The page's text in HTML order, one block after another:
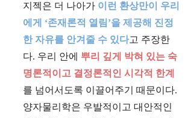
지젝은 더 나아가 이런 환상만이 우리
에게 ‘존재론적 열림’을 제공해 진정
한 자유를 안겨줄 수 있다고 주장한
다. 우리 안에 뿌리 깊게 박혀 있는 숙
명론적이고 결정론적인 시각적 한계
를 넘어서도록 이끌어주기 때문이다.
양자물리학은 우발적이고 대안적인